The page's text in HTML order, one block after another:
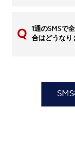
1通のSMSで
合はどうなり